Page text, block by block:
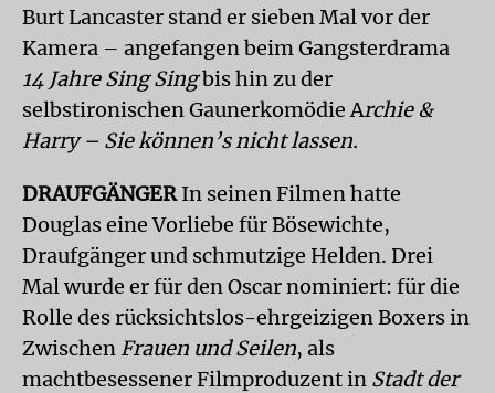
Burt Lancaster stand er sieben Mal vor der
Kamera – angefangen beim Gangsterdrama
14 Jahre Sing Singbis hin zu der
selbstironischen Gaunerkomödie Archie &
Harry – Sie können’s nicht lassen.
DRAUFGÄNGERIn seinen Filmen hatte
Douglas eine Vorliebe für Bösewichte,
Draufgänger und schmutzige Helden. Drei
Mal wurde er für den Oscar nominiert: für die
Rolle des rücksichtslos-ehrgeizigen Boxers in
Zwischen Frauen und Seilen, als
machtbesessener Filmproduzent in Stadt der